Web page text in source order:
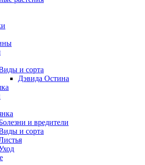
и сорта
Дэвида Остина
и вредители
и сорта